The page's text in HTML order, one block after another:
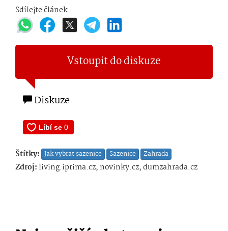
Sdílejte článek
Vstoupit do diskuze
Diskuze
Štítky: Jak vybrat sazenice Sazenice Zahrada
Zdroj:living.iprima.cz, novinky.cz, dumzahrada.cz